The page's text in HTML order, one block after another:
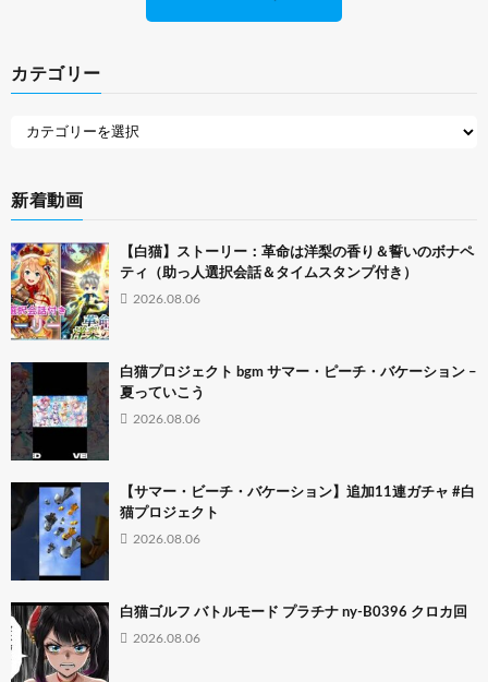
カテゴリー
新着動画
【白猫】ストーリー：革命は洋梨の香り＆誓いのボナペ
ティ（助っ人選択会話＆タイムスタンプ付き）
2026.08.06
白猫プロジェクト bgm サマー・ピーチ・バケーション –
夏っていこう
2026.08.06
【サマー・ビーチ・バケーション】追加11連ガチャ #白
猫プロジェクト
2026.08.06
白猫ゴルフ バトルモード プラチナ ny-B0396 クロカ回
2026.08.06